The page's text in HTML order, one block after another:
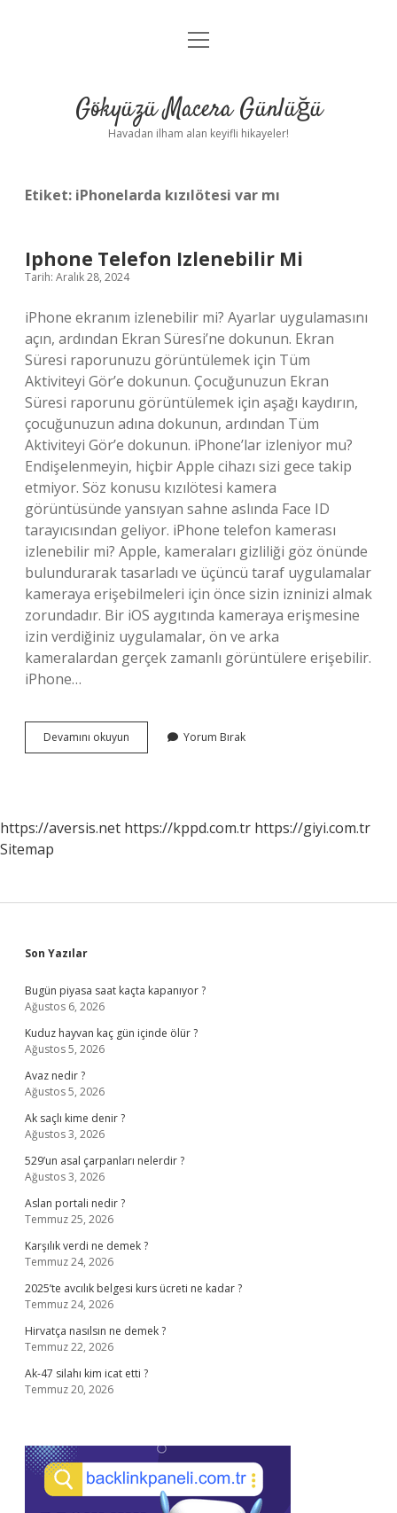
Anasayfa
Yasal Uyarı
menüyü
Gökyüzü Macera Günlüğü
Havadan ilham alan keyifli hikayeler!
Etiket: iPhonelarda kızılötesi var mı
Iphone Telefon Izlenebilir Mi
Tarih: Aralık 28, 2024
iPhone ekranım izlenebilir mi? Ayarlar uygulamasını
açın, ardından Ekran Süresi’ne dokunun. Ekran
Süresi raporunuzu görüntülemek için Tüm
Aktiviteyi Gör’e dokunun. Çocuğunuzun Ekran
Süresi raporunu görüntülemek için aşağı kaydırın,
çocuğunuzun adına dokunun, ardından Tüm
Aktiviteyi Gör’e dokunun. iPhone’lar izleniyor mu?
Endişelenmeyin, hiçbir Apple cihazı sizi gece takip
etmiyor. Söz konusu kızılötesi kamera
görüntüsünde yansıyan sahne aslında Face ID
tarayıcısından geliyor. iPhone telefon kamerası
izlenebilir mi? Apple, kameraları gizliliği göz önünde
bulundurarak tasarladı ve üçüncü taraf uygulamalar
kameraya erişebilmeleri için önce sizin izninizi almak
zorundadır. Bir iOS aygıtında kameraya erişmesine
izin verdiğiniz uygulamalar, ön ve arka
kameralardan gerçek zamanlı görüntülere erişebilir.
iPhone…
Devamını okuyun
Telefon
Yorum Bırak
https://aversis.net https://kppd.com.tr https://giyi.com.tr
Sitemap
Sidebar
Son Yazılar
Bugün piyasa saat kaçta kapanıyor ?
Ağustos 6, 2026
Kuduz hayvan kaç gün içinde ölür ?
Ağustos 5, 2026
Avaz nedir ?
Ağustos 5, 2026
Ak saçlı kime denir ?
Ağustos 3, 2026
529’un asal çarpanları nelerdir ?
Ağustos 3, 2026
Aslan portali nedir ?
Temmuz 25, 2026
Karşılık verdi ne demek ?
Temmuz 24, 2026
2025’te avcılık belgesi kurs ücreti ne kadar ?
Temmuz 24, 2026
Hirvatça nasılsın ne demek ?
Temmuz 22, 2026
Ak-47 silahı kim icat etti ?
Temmuz 20, 2026